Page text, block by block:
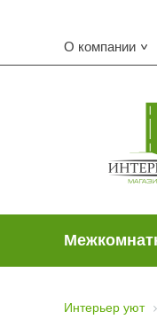
О компании
Интерьер уют